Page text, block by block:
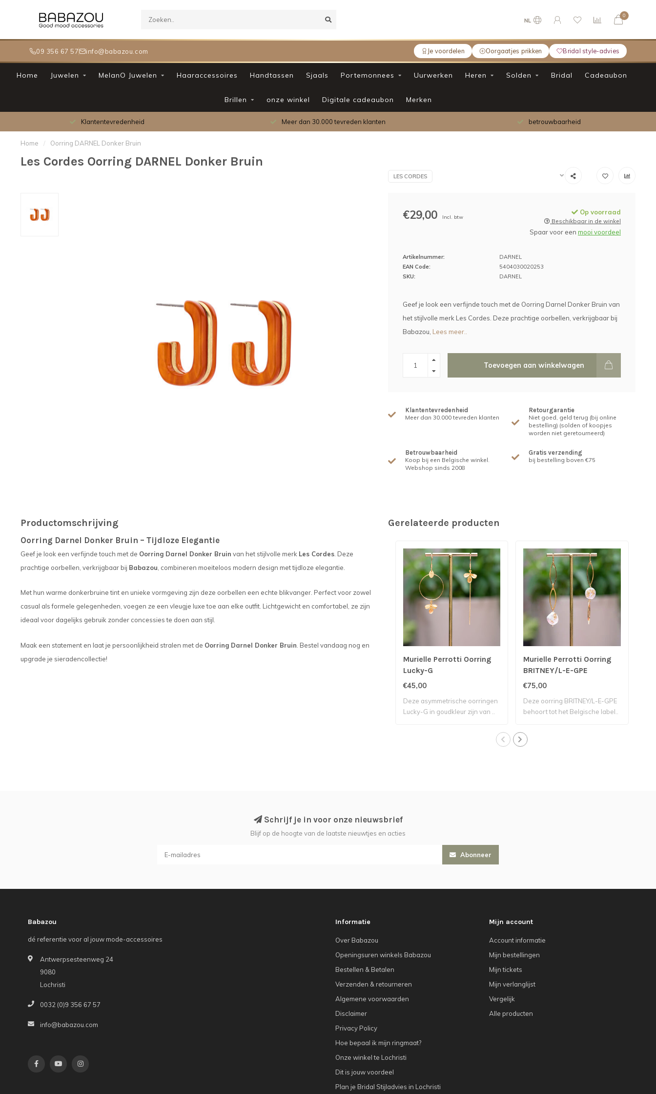
09 356 67 57 info@babazou.com Je voordelen Oorgaatjes prikken Bridal style-advies
NL
0
Home Juwelen MelanO Juwelen Haaraccessoires Handtassen Sjaals Portemonnees Uurwerken Heren Solden Bridal Cadeaubon
Brillen onze winkel Digitale cadeaubon Merken
Klantentevredenheid Meer dan 30.000 tevreden klanten betrouwbaarheid
Home / Oorring DARNEL Donker Bruin
Les Cordes Oorring DARNEL Donker Bruin
LES CORDES
€29,00 Incl. btw
Op voorraad
Beschikbaar in de winkel
Spaar voor een mooi voordeel
Artikelnummer:
DARNEL
EAN Code:
5404030020253
SKU:
DARNEL
Geef je look een verfijnde touch met de Oorring Darnel Donker Bruin van
het stijlvolle merk Les Cordes. Deze prachtige oorbellen, verkrijgbaar bij
Babazou, Lees meer..
Toevoegen aan winkelwagen
Klantentevredenheid
Meer dan 30.000 tevreden klanten
Retourgarantie
Niet goed, geld terug (bij online
bestelling) (solden of koopjes
worden niet geretourneerd)
Betrouwbaarheid
Koop bij een Belgische winkel.
Webshop sinds 2008
Gratis verzending
bij bestelling boven €75
Productomschrijving
Oorring Darnel Donker Bruin – Tijdloze Elegantie
Geef je look een verfijnde touch met de Oorring Darnel Donker Bruin van het stijlvolle merk Les Cordes . Deze
prachtige oorbellen, verkrijgbaar bij Babazou , combineren moeiteloos modern design met tijdloze elegantie.
Met hun warme donkerbruine tint en unieke vormgeving zijn deze oorbellen een echte blikvanger. Perfect voor zowel
casual als formele gelegenheden, voegen ze een vleugje luxe toe aan elke outfit. Lichtgewicht en comfortabel, ze zijn
ideaal voor dagelijks gebruik zonder concessies te doen aan stijl.
Maak een statement en laat je persoonlijkheid stralen met de Oorring Darnel Donker Bruin . Bestel vandaag nog en
upgrade je sieradencollectie!
Gerelateerde producten
Murielle Perrotti Oorring
Lucky-G
€45,00
Deze asymmetrische oorringen
Lucky-G in goudkleur zijn van ..
Murielle Perrotti Oorring
BRITNEY/L-E-GPE
€75,00
Deze oorring BRITNEY/L-E-GPE
behoort tot het Belgische label..
Schrijf je in voor onze nieuwsbrief
Blijf op de hoogte van de laatste nieuwtjes en acties
Abonneer
Babazou
dé referentie voor al jouw mode-accessoires
Antwerpsesteenweg 24
9080
Lochristi
0032 (0)9 356 67 57
info@babazou.com
Informatie
Over Babazou
Openingsuren winkels Babazou
Bestellen & Betalen
Verzenden & retourneren
Algemene voorwaarden
Disclaimer
Privacy Policy
Hoe bepaal ik mijn ringmaat?
Onze winkel te Lochristi
Dit is jouw voordeel
Plan je Bridal Stijladvies in Lochristi
Mijn account
Account informatie
Mijn bestellingen
Mijn tickets
Mijn verlanglijst
Vergelijk
Alle producten